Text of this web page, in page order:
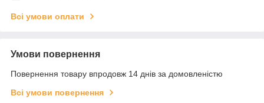
Всі умови оплати
Умови повернення
Повернення товару впродовж 14 днів за домовленістю
Всі умови повернення